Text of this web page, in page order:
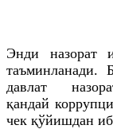
Энди назорат
таъминланади.
давлат
қандай
чек қўйишдан